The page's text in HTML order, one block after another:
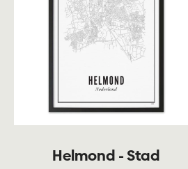
Helmond - Stad